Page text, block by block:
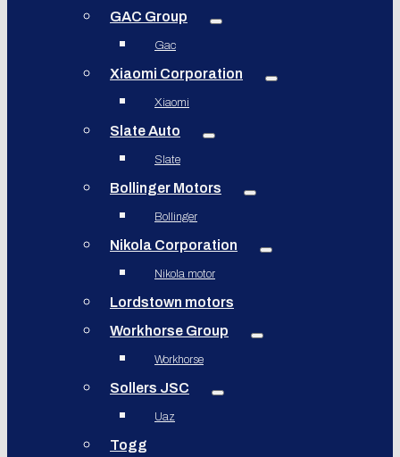
GAC Group
Gac
Xiaomi Corporation
Xiaomi
Slate Auto
Slate
Bollinger Motors
Bollinger
Nikola Corporation
Nikola motor
Lordstown motors
Workhorse Group
Workhorse
Sollers JSC
Uaz
Togg